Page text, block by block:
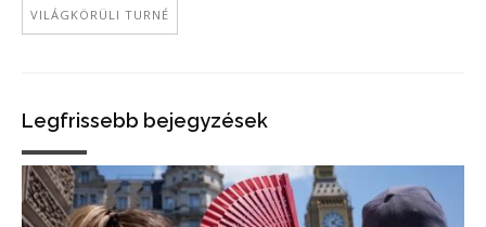
VILÁGKÖRÜLI TURNÉ
Legfrissebb bejegyzések